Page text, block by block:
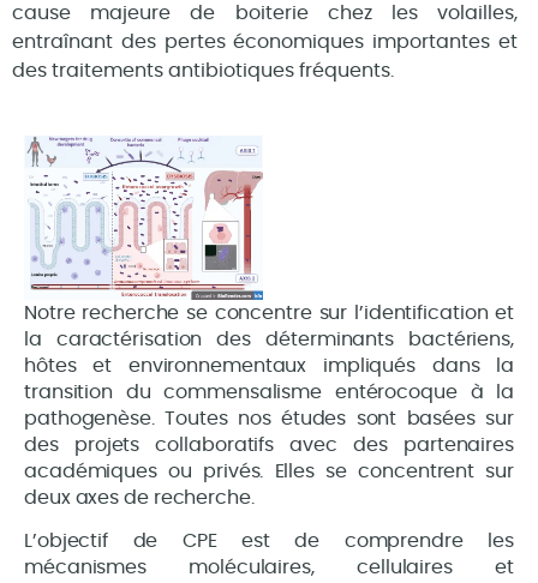
cause majeure de boiterie chez les volailles,
entraînant des pertes économiques importantes et
des traitements antibiotiques fréquents.
Notre recherche se concentre sur l’identification et
la caractérisation des déterminants bactériens,
hôtes et environnementaux impliqués dans la
transition du commensalisme entérocoque à la
pathogenèse. Toutes nos études sont basées sur
des projets collaboratifs avec des partenaires
académiques ou privés. Elles se concentrent sur
deux axes de recherche.
L’objectif de CPE est de comprendre les
mécanismes moléculaires, cellulaires et